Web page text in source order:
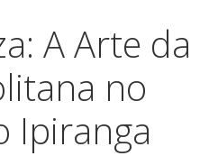
A Arte da
no
Ipiranga